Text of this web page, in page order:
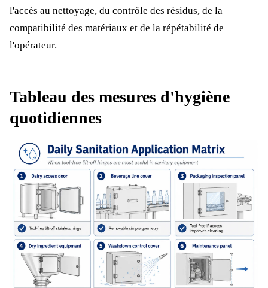
l'accès au nettoyage, du contrôle des résidus, de la
compatibilité des matériaux et de la répétabilité de
l'opérateur.
Tableau des mesures d'hygiène
quotidiennes